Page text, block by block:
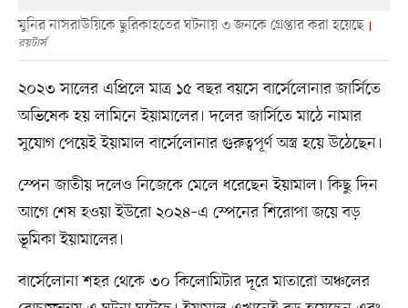
মুনির নাসরাউয়িকে ছুরিকাহতের ঘটনায় ৩ জনকে গ্রেপ্তার করা হয়েছে
রয়টার্স
২০২৩ সালের এপ্রিলে মাত্র ১৫ বছর বয়সে বার্সেলোনার জার্সিতে
অভিষেক হয় লামিনে ইয়ামালের। দলের জার্সিতে মাঠে নামার
সুযোগ পেয়েই ইয়ামাল বার্সেলোনার গুরুত্বপূর্ণ অস্ত্র হয়ে উঠেছেন।
স্পেন জাতীয় দলেও নিজেকে মেলে ধরেছেন ইয়ামাল। কিছু দিন
আগে শেষ হওয়া ইউরো ২০২৪–এ স্পেনের শিরোপা জয়ে বড়
ভূমিকা ইয়ামালের।
বার্সেলোনা শহর থেকে ৩০ কিলোমিটার দূরে মাতারো অঞ্চলের